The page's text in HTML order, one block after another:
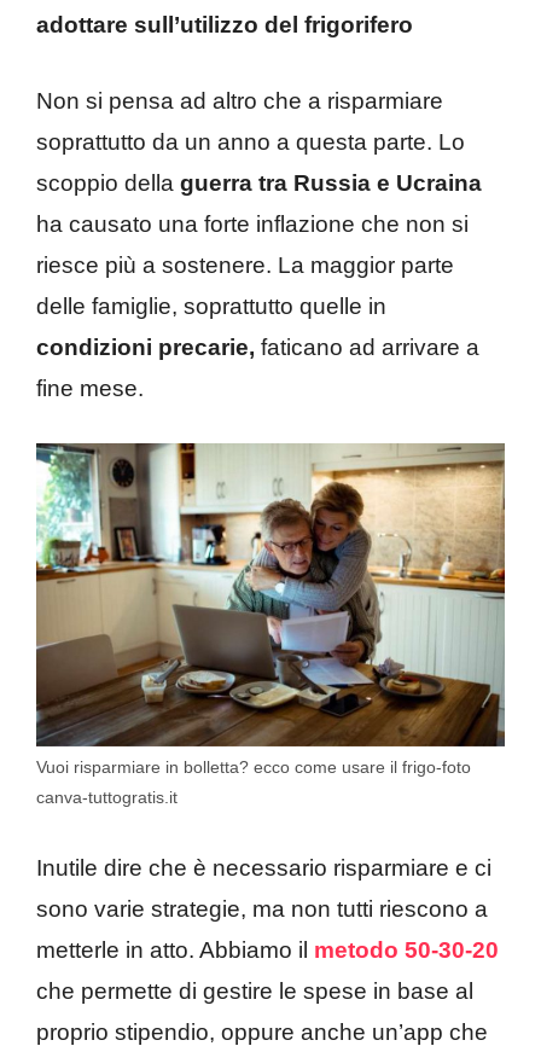
adottare sull’utilizzo del frigorifero
Non si pensa ad altro che a risparmiare
soprattutto da un anno a questa parte. Lo
scoppio della guerra tra Russia e Ucraina
ha causato una forte inflazione che non si
riesce più a sostenere. La maggior parte
delle famiglie, soprattutto quelle in
condizioni precarie, faticano ad arrivare a
fine mese.
Vuoi risparmiare in bolletta? ecco come usare il frigo-foto
canva-tuttogratis.it
Inutile dire che è necessario risparmiare e ci
sono varie strategie, ma non tutti riescono a
metterle in atto. Abbiamo il metodo 50-30-20
che permette di gestire le spese in base al
proprio stipendio, oppure anche un’app che